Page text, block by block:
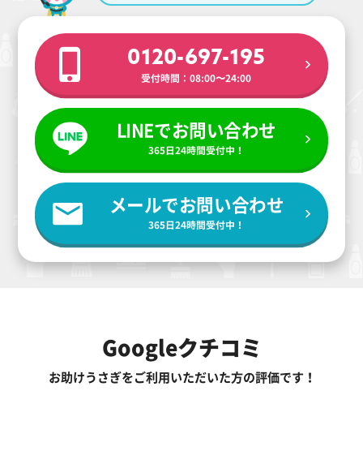
0120-697-195
受付時間：08:00〜24:00
LINEでお問い合わせ
365日24時間受付中！
メールでお問い合わせ
365日24時間受付中！
Googleクチコミ
お助けうさぎをご利用いただいた方の評価です！